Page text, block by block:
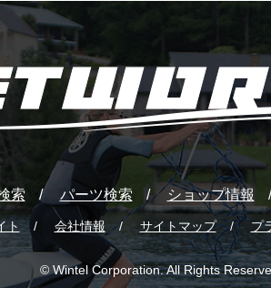
索 パーツ検索 ショップ情報
ト 会社情報 サイトマップ プ
© Wintel Corporation. All Rights